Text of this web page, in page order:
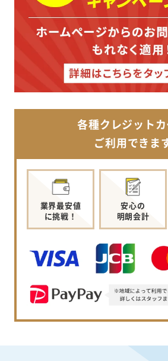
各種クレジット
ご利用できま
業界最安値
に挑戦！
安心の
明朗会計